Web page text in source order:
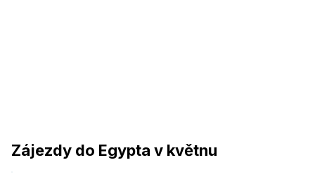
Zájezdy do Egypta v květnu